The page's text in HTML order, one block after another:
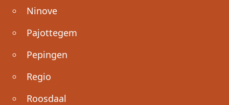
Ninove
Pajottegem
Pepingen
Regio
Roosdaal